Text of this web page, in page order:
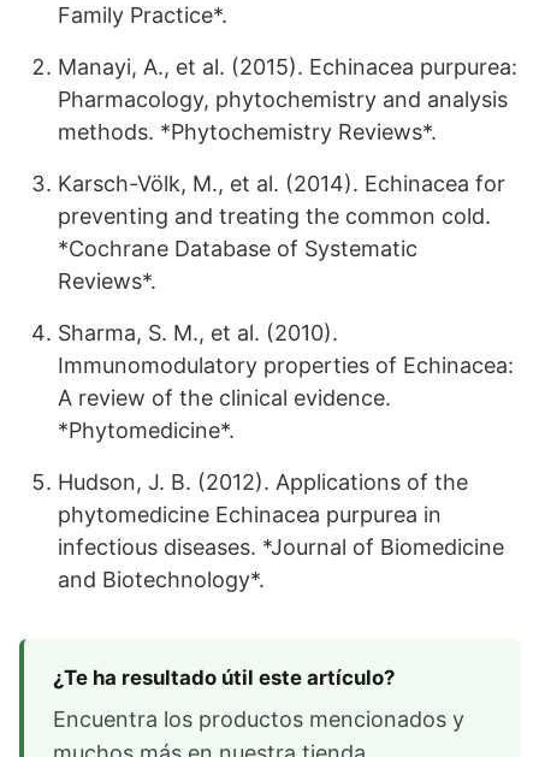
Family Practice*.
Manayi, A., et al. (2015). Echinacea purpurea:
Pharmacology, phytochemistry and analysis
methods. *Phytochemistry Reviews*.
Karsch-Völk, M., et al. (2014). Echinacea for
preventing and treating the common cold.
*Cochrane Database of Systematic
Reviews*.
Sharma, S. M., et al. (2010).
Immunomodulatory properties of Echinacea:
A review of the clinical evidence.
*Phytomedicine*.
Hudson, J. B. (2012). Applications of the
phytomedicine Echinacea purpurea in
infectious diseases. *Journal of Biomedicine
and Biotechnology*.
¿Te ha resultado útil este artículo?
Encuentra los productos mencionados y